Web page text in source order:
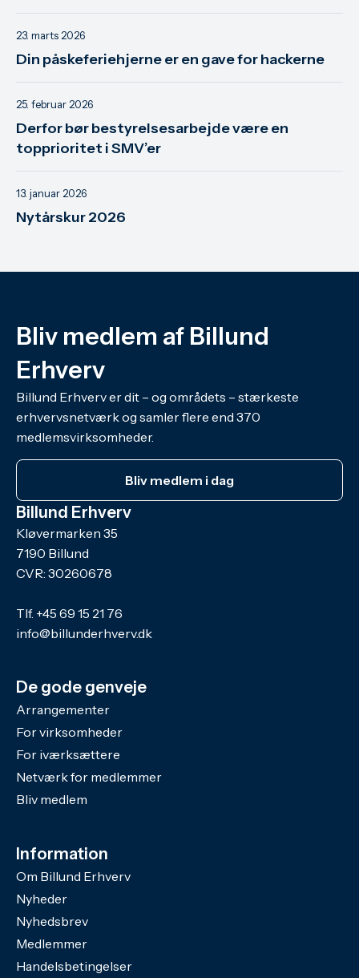
Din påskeferiehjerne er en gave for hackerne
23. marts 2026
Derfor bør bestyrelsesarbejde være en
topprioritet i SMV’er
25. februar 2026
Nytårskur 2026
13. januar 2026
Bliv medlem af Billund
Erhverv
Billund Erhverv er dit – og områdets – stærkeste
erhvervsnetværk og samler flere end 370
medlemsvirksomheder.
Bliv medlem i dag
Billund Erhverv
Kløvermarken 35
7190 Billund
CVR: 30260678
Tlf. +45 69 15 21 76
info@billunderhverv.dk
De gode genveje
Arrangementer
For virksomheder
For iværksættere
Netværk for medlemmer
Bliv medlem
Information
Om Billund Erhverv
Nyheder
Nyhedsbrev
Medlemmer
Handelsbetingelser